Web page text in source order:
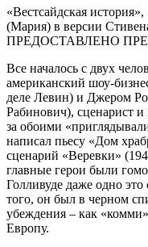
«Вестсайдская
(Мария) в версии
ПРЕДОСТАВЛЕНО
Все началось с двух
американский шоу-
деле Левин) и Джером
Рабинович), сценарист
за обоими
написал пьесу «Дом
сценарий «Веревки»
главные герои были
Голливуде даже одно
того, он был в черном
убеждения – как
Европу.